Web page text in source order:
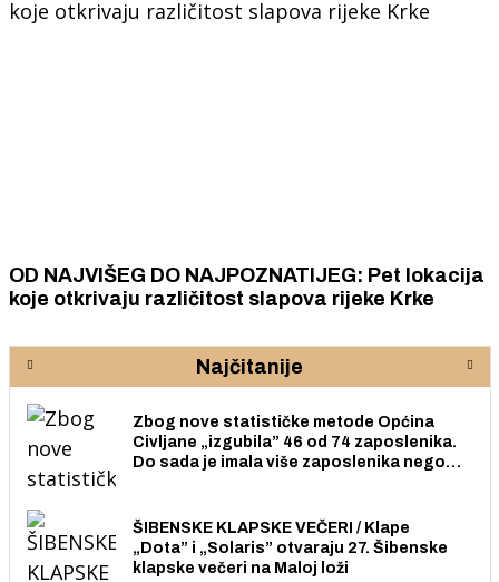
OD NAJVIŠEG DO NAJPOZNATIJEG: Pet lokacija
koje otkrivaju različitost slapova rijeke Krke
Najčitanije
Zbog nove statističke metode Općina
Civljane „izgubila” 46 od 74 zaposlenika.
Do sada je imala više zaposlenika nego
ŠIBENSKE KLAPSKE VEČERI / Klape
„Dota” i „Solaris” otvaraju 27. Šibenske
klapske večeri na Maloj loži